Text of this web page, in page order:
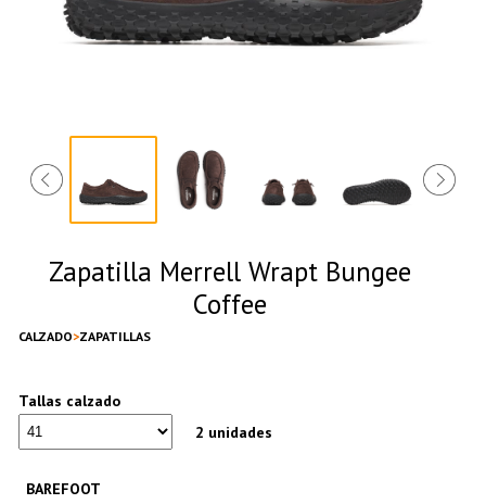
Zapatilla Merrell Wrapt Bungee
Coffee
CALZADO ZAPATILLAS
Tallas calzado
2 unidades
BAREFOOT